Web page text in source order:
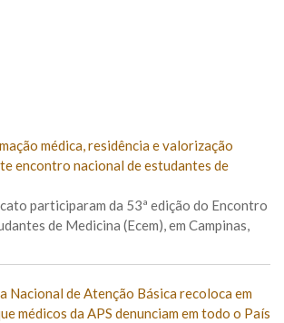
médica, residência e valorização
encontro nacional de estudantes de
participaram da 53ª edição do Encontro
de Medicina (Ecem), em Campinas,
Nacional de Atenção Básica recoloca em
médicos da APS denunciam em todo o País